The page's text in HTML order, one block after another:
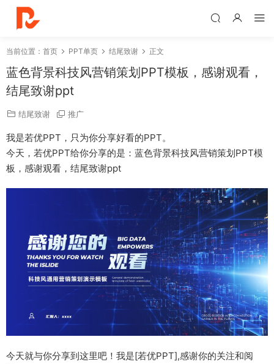
当前位置： 首页 PPT单页 结尾致谢 正文
蓝色背景科技风营销策划PPT模板，感谢观看，
结尾致谢ppt
结尾致谢 推广
我是若优PPT，只为你分享好看的PPT。
今天，若优PPT给你分享的是：蓝色背景科技风营销策划PPT模
板，感谢观看，结尾致谢ppt
今天就与你分享到这里吧！我是[若优PPT],感谢你的关注和阅